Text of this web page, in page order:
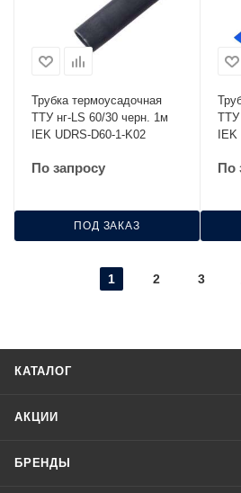
Трубка термоусадочная
ТТУ нг-LS 60/30 черн. 1м
IEK UDRS-D60-1-K02
По запросу
ПОД ЗАКАЗ
ТТУ
По
1 2 3
КАТАЛОГ
АКЦИИ
БРЕНДЫ